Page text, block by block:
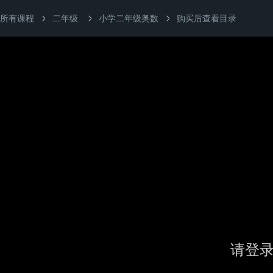
所有课程 二年级 小学二年级奥数 购买后查看目录
请登